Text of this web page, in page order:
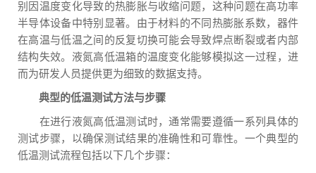
别因温度变化导致的热膨胀与收缩问题，这种问题在高功率
半导体设备中特别显著。由于材料的不同热膨胀系数，器件
在高温与低温之间的反复切换可能会导致焊点断裂或者内部
结构失效。液氮高低温箱的温度变化能够模拟这一过程，进
而为研发人员提供更为细致的数据支持。
典型的低温测试方法与步骤
在进行液氮高低温测试时，通常需要遵循一系列具体的
测试步骤，以确保测试结果的准确性和可靠性。一个典型的
低温测试流程包括以下几个步骤：